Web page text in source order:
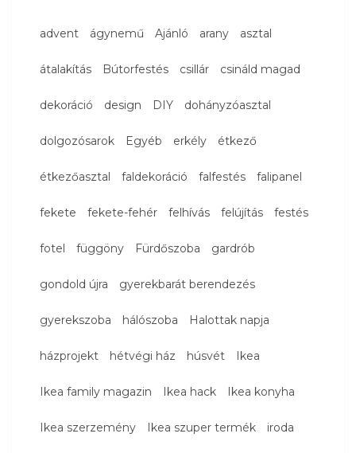
advent ágynemű Ajánló arany asztal
átalakítás Bútorfestés csillár csináld magad
dekoráció design DIY dohányzóasztal
dolgozósarok Egyéb erkély étkező
étkezőasztal faldekoráció falfestés falipanel
fekete fekete-fehér felhívás felújítás festés
fotel függöny Fürdőszoba gardrób
gondold újra gyerekbarát berendezés
gyerekszoba hálószoba Halottak napja
házprojekt hétvégi ház húsvét Ikea
Ikea family magazin Ikea hack Ikea konyha
Ikea szerzemény Ikea szuper termék iroda